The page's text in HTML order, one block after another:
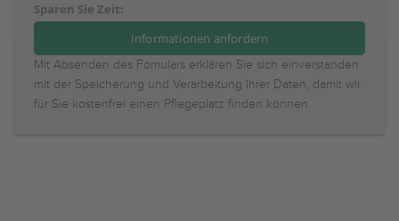
Sparen Sie Zeit:
Mit Absenden des Fomulars erklären Sie sich einverstanden
mit der Speicherung und Verarbeitung Ihrer Daten, damit wir
für Sie kostenfrei einen Pflegeplatz finden können.